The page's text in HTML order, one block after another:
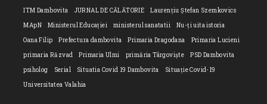
ITM Dambovita
JURNAL DE CĂLĂTORIE
Laurențiu Ștefan Szemkovics
MApN
Ministerul Educației ministerul sanatatii
Nu-ți uita istoria
Oana Filip
Prefectura dambovita Primaria Dragodana
Primaria Lucieni
primaria Răzvad
Primaria Ulmi primăria Târgoviște
PSD Dambovita
psiholog
Serial Situatia Covid 19 Dambovita
Situație Covid-19
Universitatea Valahia